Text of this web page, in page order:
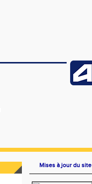
Mises à jour du site